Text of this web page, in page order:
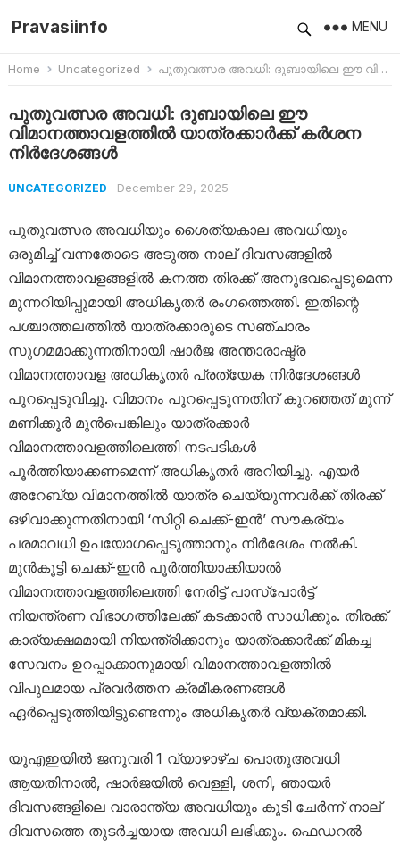
Pravasiinfo MENU
Home Uncategorized പുതുവത്സര അവധി: ദുബായിലെ ഈ വിമാനത്താവളത്തിൽ യാത്രക്കാർക്ക് കർശന നിർദേശങ്ങൾ
പുതുവത്സര അവധി: ദുബായിലെ ഈ
വിമാനത്താവളത്തിൽ യാത്രക്കാർക്ക് കർശന
നിർദേശങ്ങൾ
UNCATEGORIZED December 29, 2025
പുതുവത്സര അവധിയും ശൈത്യകാല അവധിയും
ഒരുമിച്ച് വന്നതോടെ അടുത്ത നാല് ദിവസങ്ങളിൽ
വിമാനത്താവളങ്ങളിൽ കനത്ത തിരക്ക് അനുഭവപ്പെടുമെന്ന
മുന്നറിയിപ്പുമായി അധികൃതർ രംഗത്തെത്തി. ഇതിന്റെ
പശ്ചാത്തലത്തിൽ യാത്രക്കാരുടെ സഞ്ചാരം
സുഗമമാക്കുന്നതിനായി ഷാർജ അന്താരാഷ്ട്ര
വിമാനത്താവള അധികൃതർ പ്രത്യേക നിർദേശങ്ങൾ
പുറപ്പെടുവിച്ചു. വിമാനം പുറപ്പെടുന്നതിന് കുറഞ്ഞത് മൂന്ന്
മണിക്കൂർ മുൻപെങ്കിലും യാത്രക്കാർ
വിമാനത്താവളത്തിലെത്തി നടപടികൾ
പൂർത്തിയാക്കണമെന്ന് അധികൃതർ അറിയിച്ചു. എയർ
അറേബ്യ വിമാനത്തിൽ യാത്ര ചെയ്യുന്നവർക്ക് തിരക്ക്
ഒഴിവാക്കുന്നതിനായി ‘സിറ്റി ചെക്ക്-ഇൻ’ സൗകര്യം
പരമാവധി ഉപയോഗപ്പെടുത്താനും നിർദേശം നൽകി.
മുൻകൂട്ടി ചെക്ക്-ഇൻ പൂർത്തിയാക്കിയാൽ
വിമാനത്താവളത്തിലെത്തി നേരിട്ട് പാസ്‌പോർട്ട്
നിയന്ത്രണ വിഭാഗത്തിലേക്ക് കടക്കാൻ സാധിക്കും. തിരക്ക്
കാര്യക്ഷമമായി നിയന്ത്രിക്കാനും യാത്രക്കാർക്ക് മികച്ച
സേവനം ഉറപ്പാക്കാനുമായി വിമാനത്താവളത്തിൽ
വിപുലമായ പ്രവർത്തന ക്രമീകരണങ്ങൾ
ഏർപ്പെടുത്തിയിട്ടുണ്ടെന്നും അധികൃതർ വ്യക്തമാക്കി.
യുഎഇയിൽ ജനുവരി 1 വ്യാഴാഴ്ച പൊതുഅവധി
ആയതിനാൽ, ഷാർജയിൽ വെള്ളി, ശനി, ഞായർ
ദിവസങ്ങളിലെ വാരാന്ത്യ അവധിയും കൂടി ചേർന്ന് നാല്
ദിവസത്തെ തുടർച്ചയായ അവധി ലഭിക്കും. ഫെഡറൽ